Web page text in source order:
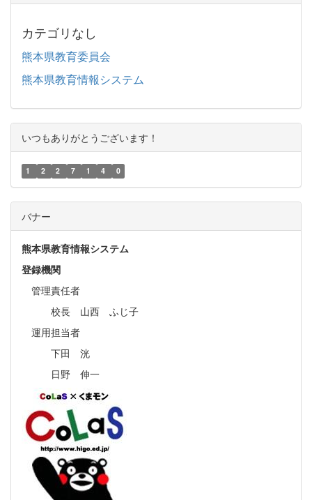
カテゴリなし
熊本県教育委員会
熊本県教育情報システム
いつもありがとうございます！
1 2 2 7 1 4 0
バナー
熊本県教育情報システム
登録機関
管理責任者
校長 山西 ふじ子
運用担当者
下田 洸
日野 伸一